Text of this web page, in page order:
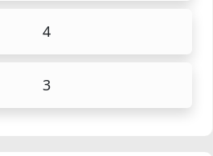
4
3